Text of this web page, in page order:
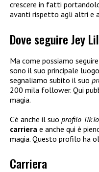
crescere in fatti
avanti rispetto agli altri e
Dove seguire Jey
Ma come possiamo seguire
sono il suo principale
segnaliamo subito il suo
200 mila follower. Qui
magia.
C’è anche il suo profilo
carriera e anche qui è
magia. Questo profilo ha
Carriera